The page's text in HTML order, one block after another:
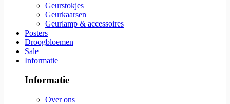
Geurstokjes
Geurkaarsen
Geurlamp & accessoires
Posters
Droogbloemen
Sale
Informatie
Informatie
Over ons